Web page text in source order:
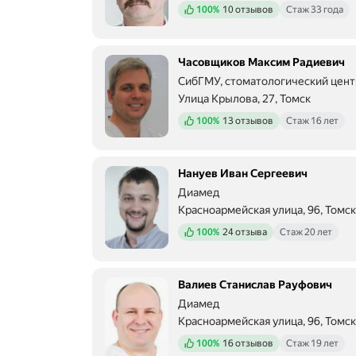
с
р
и
н
а
С
г
е
в
н
а
о
ф
с
с
Положительных отзывов
100% 10 отзывов Стаж 33 года
Часовщиков Максим Радиевич
СибГМУ, стоматологический
Улица Крылова, 27, Томск
Положительных отзывов
100% 13 отзывов Стаж 16 лет
Нануев Иван Сергеевич
Диамед
Красноармейская улица, 96, Томск
Положительных отзывов
100% 24 отзыва Стаж 20 лет
Валиев Станислав Рауфович
Диамед
Красноармейская улица, 96, Томск
Положительных отзывов
100% 16 отзывов Стаж 19 лет